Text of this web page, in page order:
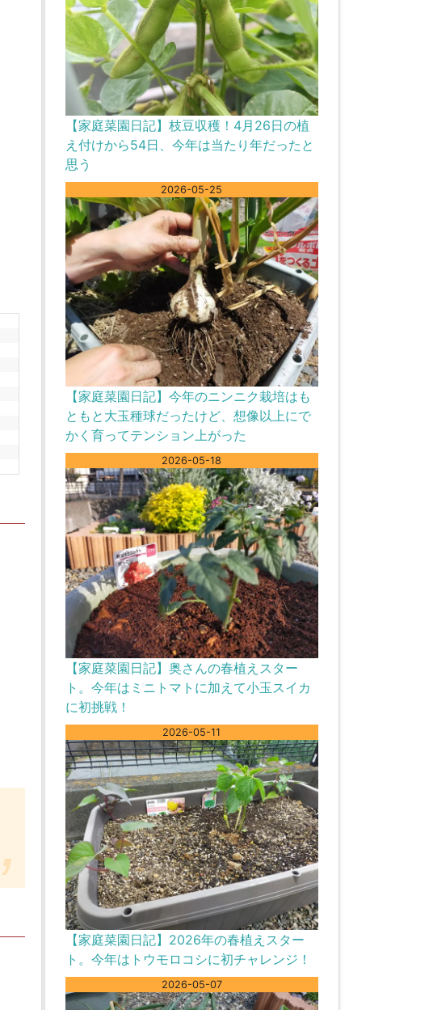
【家庭菜園日記】枝豆収穫！4月26日の植
え付けから54日、今年は当たり年だったと
思う
2026-05-25
【家庭菜園日記】今年のニンニク栽培はも
ともと大玉種球だったけど、想像以上にで
かく育ってテンション上がった
2026-05-18
【家庭菜園日記】奥さんの春植えスター
ト。今年はミニトマトに加えて小玉スイカ
に初挑戦！
2026-05-11
【家庭菜園日記】2026年の春植えスター
ト。今年はトウモロコシに初チャレンジ！
2026-05-07